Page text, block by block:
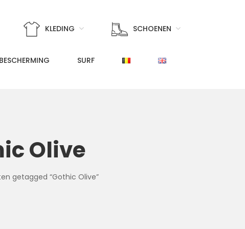
KLEDING SCHOENEN
BESCHERMING SURF
Olive
getagged “Gothic Olive”